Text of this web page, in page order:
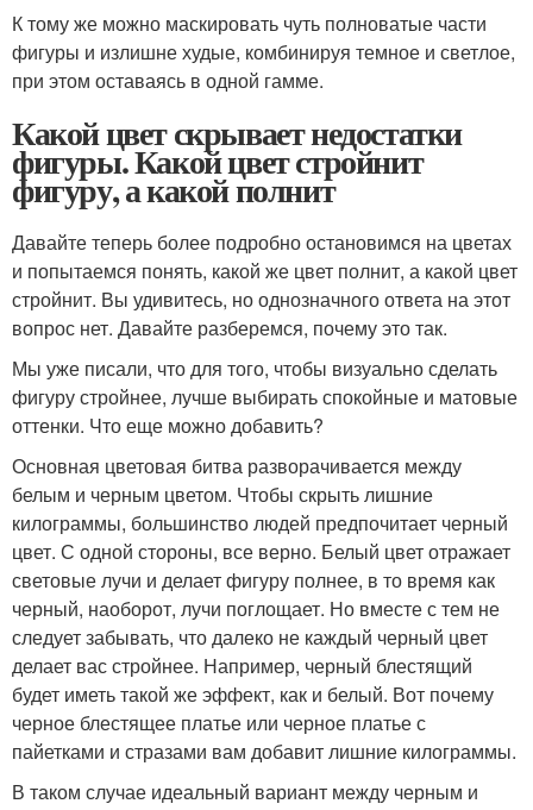
К тому же можно маскировать чуть полноватые части
фигуры и излишне худые, комбинируя темное и светлое,
при этом оставаясь в одной гамме.
Какой цвет скрывает недостатки
фигуры. Какой цвет стройнит
фигуру, а какой полнит
Давайте теперь более подробно остановимся на цветах
и попытаемся понять, какой же цвет полнит, а какой цвет
стройнит. Вы удивитесь, но однозначного ответа на этот
вопрос нет. Давайте разберемся, почему это так.
Мы уже писали, что для того, чтобы визуально сделать
фигуру стройнее, лучше выбирать спокойные и матовые
оттенки. Что еще можно добавить?
Основная цветовая битва разворачивается между
белым и черным цветом. Чтобы скрыть лишние
килограммы, большинство людей предпочитает черный
цвет. С одной стороны, все верно. Белый цвет отражает
световые лучи и делает фигуру полнее, в то время как
черный, наоборот, лучи поглощает. Но вместе с тем не
следует забывать, что далеко не каждый черный цвет
делает вас стройнее. Например, черный блестящий
будет иметь такой же эффект, как и белый. Вот почему
черное блестящее платье или черное платье с
пайетками и стразами вам добавит лишние килограммы.
В таком случае идеальный вариант между черным и